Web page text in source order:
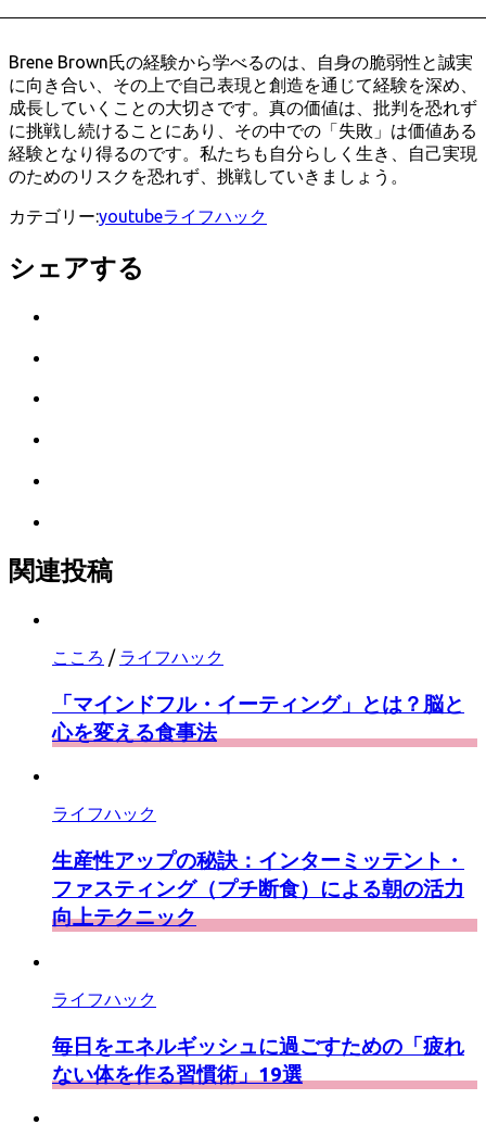
Brene Brown氏の経験から学べるのは、自身の脆弱性と誠実
に向き合い、その上で自己表現と創造を通じて経験を深め、
成長していくことの大切さです。真の価値は、批判を恐れず
に挑戦し続けることにあり、その中での「失敗」は価値ある
経験となり得るのです。私たちも自分らしく生き、自己実現
のためのリスクを恐れず、挑戦していきましょう。
カテゴリー:youtubeライフハック
シェアする
に
保
購
読
関連投稿
こころ / ライフハック
「マインドフル・イーティング」とは？脳と
心を変える食事法
ライフハック
生産性アップの秘訣：インターミッテント・
ファスティング（プチ断食）による朝の活力
向上テクニック
ライフハック
毎日をエネルギッシュに過ごすための「疲れ
ない体を作る習慣術」19選